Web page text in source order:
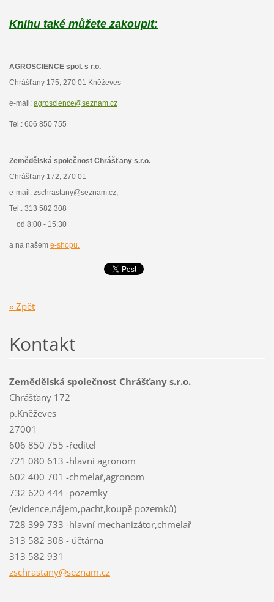
Knihu také můžete zakoupit:
AGROSCIENCE spol. s r.o.
Chrášťany 175, 270 01 Kněževes
e-mail: agroscience@seznam.cz
Tel.: 606 850 755
Zemědělská společnost Chrášťany s.r.o.
Chrášťany 172, 270 01
e-mail: zschrastany@seznam.cz,
Tel.: 313 582 308
od 8:00 - 15:30
a na našem e-shopu.
« Zpět
Kontakt
Zemědělská společnost Chrášťany s.r.o.
Chrášťany 172
p.Kněževes
27001
606 850 755 -ředitel
721 080 613 -hlavní agronom
602 400 701 -chmelař,agronom
732 620 444 -pozemky
(evidence,nájem,pacht,koupě pozemků)
728 399 733 -hlavní mechanizátor,chmelař
313 582 308 - účtárna
313 582 931
zschrastany@seznam.cz